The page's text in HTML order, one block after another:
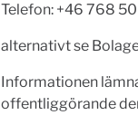
Telefon: +46 768
alternativt se
Informationen
offentliggörande